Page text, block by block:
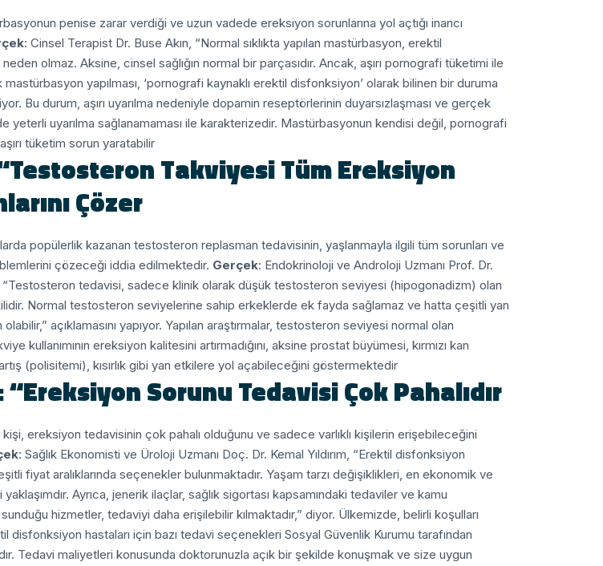
penise zarar verdiği ve uzun vadede ereksiyon sorunlarına yol açtığı inancı
: Cinsel Terapist Dr. Buse Akın, “Normal sıklıkta yapılan mastürbasyon, erektil
olmaz. Aksine, cinsel sağlığın normal bir parçasıdır. Ancak, aşırı pornografi tüketimi ile
mastürbasyon yapılması, ‘pornografi kaynaklı erektil disfonksiyon’ olarak bilinen bir duruma
Bu durum, aşırı uyarılma nedeniyle dopamin reseptörlerinin duyarsızlaşması ve gerçek
yeterli uyarılma sağlanamaması ile karakterizedir. Mastürbasyonun kendisi değil, pornografi
aşırı tüketim sorun yaratabilir.
Takviyesi Tüm Ereksiyon
Çözer”
popülerlik kazanan testosteron replasman tedavisinin, yaşlanmayla ilgili tüm sorunları ve
çözeceği iddia edilmektedir. Gerçek: Endokrinoloji ve Androloji Uzmanı Prof. Dr.
“Testosteron tedavisi, sadece klinik olarak düşük testosteron seviyesi (hipogonadizm) olan
Normal testosteron seviyelerine sahip erkeklerde ek fayda sağlamaz ve hatta çeşitli yan
açıklamasını yapıyor. Yapılan araştırmalar, testosteron seviyesi normal olan
kullanımının ereksiyon kalitesini artırmadığını, aksine prostat büyümesi, kırmızı kan
(polisitemi), kısırlık gibi yan etkilere yol açabileceğini göstermektedir.
Sorunu Tedavisi Çok Pahalıdır”
ereksiyon tedavisinin çok pahalı olduğunu ve sadece varlıklı kişilerin erişebileceğini
: Sağlık Ekonomisti ve Üroloji Uzmanı Doç. Dr. Kemal Yıldırım, “Erektil disfonksiyon
fiyat aralıklarında seçenekler bulunmaktadır. Yaşam tarzı değişiklikleri, en ekonomik ve
Ayrıca, jenerik ilaçlar, sağlık sigortası kapsamındaki tedaviler ve kamu
hizmetler, tedaviyi daha erişilebilir kılmaktadır,” diyor. Ülkemizde, belirli koşulları
disfonksiyon hastaları için bazı tedavi seçenekleri Sosyal Güvenlik Kurumu tarafından
Tedavi maliyetleri konusunda doktorunuzla açık bir şekilde konuşmak ve size uygun